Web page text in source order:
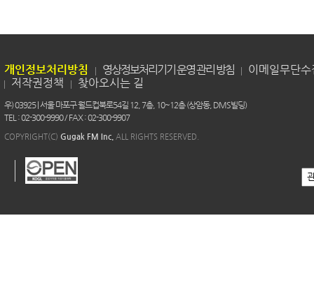
개인정보처리방침 영상정보처리기기 운영 관리 방침
이메일무단
저작권정책
찾아오시는 길
우) 03925 | 서울 마포구 월드컵북로54길 12, 7층, 10~12층 (상암동, DMS빌딩)
TEL : 02-300-9990 / FAX : 02-300-9907
COPYRIGHT(C) Gugak FM Inc. ALL RIGHTS RESERVED.